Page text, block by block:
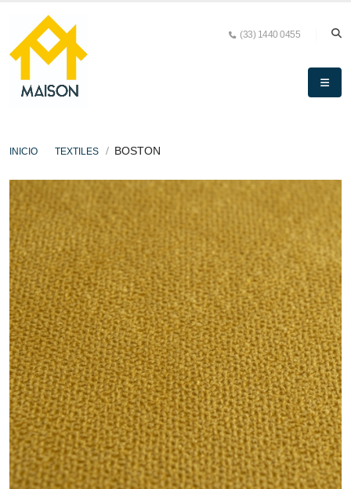
(33) 1440 0455
INICIO TEXTILES BOSTON